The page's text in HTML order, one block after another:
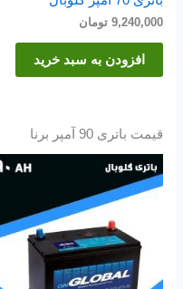
9,240,000 تومان
افزودن به سبد خرید
قیمت باتری 90 آمپر برنا